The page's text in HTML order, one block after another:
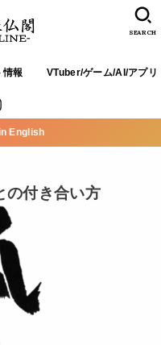
情報 VTuber/ゲーム/AI/アプリ
SEARCH
English
の付き合い方